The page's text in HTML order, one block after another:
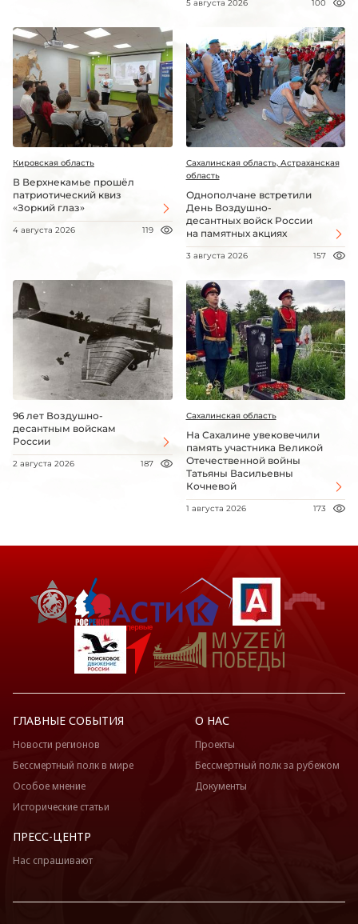
5 августа 2026 100
Кировская область
В Верхнекамье прошёл
патриотический квиз
«Зоркий глаз»
4 августа 2026 119
Сахалинская область, Астраханская
область
Однополчане встретили
День Воздушно-
десантных войск России
на памятных акциях
3 августа 2026 157
96 лет Воздушно-
десантным войскам
России
2 августа 2026 187
Сахалинская область
На Сахалине увековечили
память участника Великой
Отечественной войны
Татьяны Васильевны
Кочневой
1 августа 2026 173
ГЛАВНЫЕ СОБЫТИЯ
Новости регионов
Бессмертный полк в мире
Особое мнение
Исторические статьи
О НАС
Проекты
Бессмертный полк за рубежом
Документы
ПРЕСС-ЦЕНТР
Нас спрашивают